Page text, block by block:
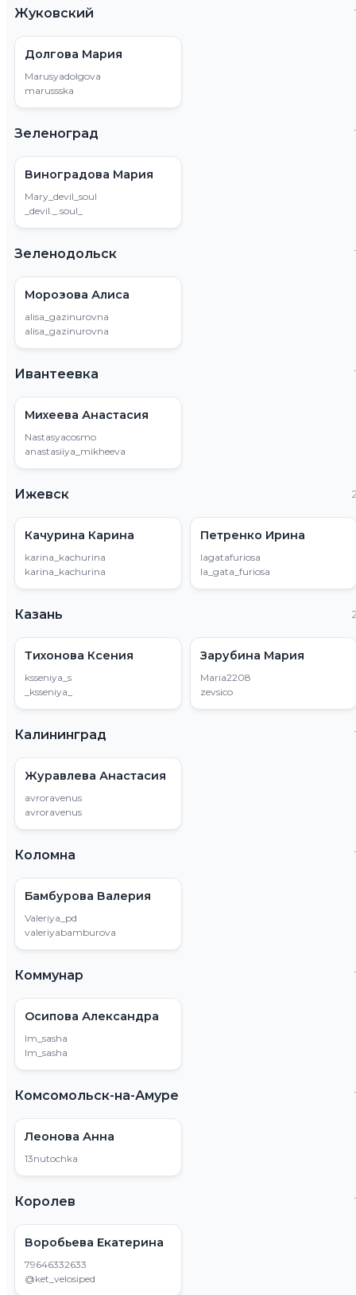
Жуковский
Долгова Мария
Marusyadolgova
marussska
Зеленоград
Виноградова Мария
Mary_devil_soul
_devil._.soul_
Зеленодольск
Морозова Алиса
alisa_gazinurovna
alisa_gazinurovna
Ивантеевка
Михеева Анастасия
Nastasyacosmo
anastasiiya_mikheeva
Ижевск
Качурина Карина
karina_kachurina
karina_kachurina
Петренко Ирина
lagatafuriosa
la_gata_furiosa
Казань
Тихонова Ксения
ksseniya_s
_ksseniya_
Зарубина Мария
Maria2208
zevsico
Калининград
Журавлева Анастасия
avroravenus
avroravenus
Коломна
Бамбурова Валерия
Valeriya_pd
valeriyabamburova
Коммунар
Осипова Александра
lm_sasha
lm_sasha
Комсомольск-на-Амуре
Леонова Анна
13nutochka
Королев
Воробьева Екатерина
79646332633
@ket_velosiped